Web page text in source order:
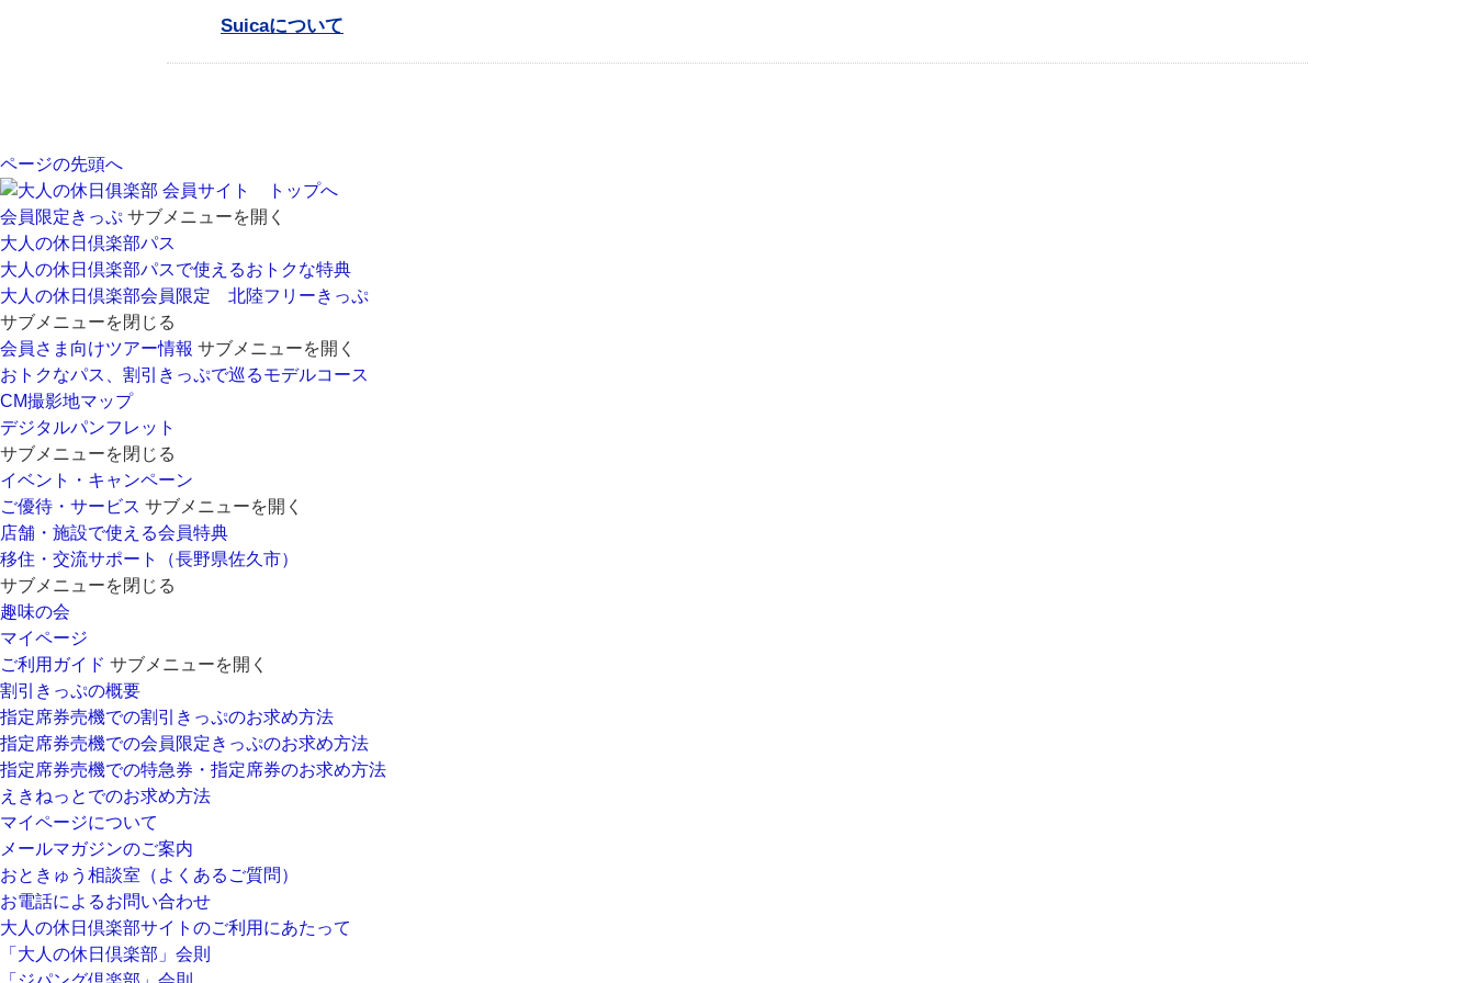
Suicaについて
ページの先頭へ
会員サイト トップへ
会員限定きっぷ サブメニューを開く
大人の休日倶楽部パス
大人の休日倶楽部パスで使えるおトクな特典
大人の休日倶楽部会員限定 北陸フリーきっぷ
サブメニューを閉じる
会員さま向けツアー情報 サブメニューを開く
おトクなパス、割引きっぷで巡るモデルコース
CM撮影地マップ
デジタルパンフレット
サブメニューを閉じる
イベント・キャンペーン
ご優待・サービス サブメニューを開く
店舗・施設で使える会員特典
移住・交流サポート（長野県佐久市）
サブメニューを閉じる
趣味の会
マイページ
ご利用ガイド サブメニューを開く
割引きっぷの概要
指定席券売機での割引きっぷのお求め方法
指定席券売機での会員限定きっぷのお求め方法
指定席券売機での特急券・指定席券のお求め方法
えきねっとでのお求め方法
マイページについて
メールマガジンのご案内
おときゅう相談室（よくあるご質問）
お電話によるお問い合わせ
大人の休日倶楽部サイトのご利用にあたって
「大人の休日倶楽部」会則